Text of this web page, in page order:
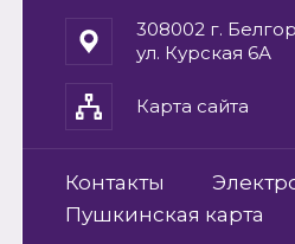
308002 г.
ул. Курская 6А
Карта сайта
Контакты
Пушкинская карта